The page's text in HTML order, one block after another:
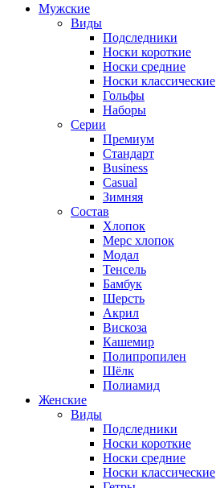
Мужские
Виды
Подследники
Носки короткие
Носки средние
Носки классические
Гольфы
Наборы
Серии
Премиум
Стандарт
Business
Casual
Зимняя
Состав
Хлопок
Мерс хлопок
Модал
Тенсель
Бамбук
Шерсть
Акрил
Вискоза
Кашемир
Полипропилен
Шёлк
Полиамид
Женские
Виды
Подследники
Носки короткие
Носки средние
Носки классические